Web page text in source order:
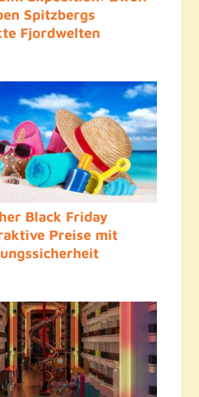
Spitzbergs
Fjordwelten
Black Friday
Preise mit